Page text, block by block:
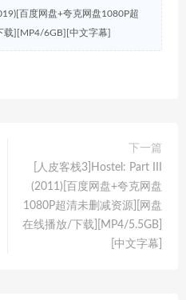
百度网盘+夸克网盘1080P超
载][MP4/6GB][中文字幕]
下一篇
[人皮客栈3]Hostel: Part III
(2011)[百度网盘+夸克网盘
1080P超清未删减资源][网盘
在线播放/下载][MP4/5.5GB]
[中文字幕]